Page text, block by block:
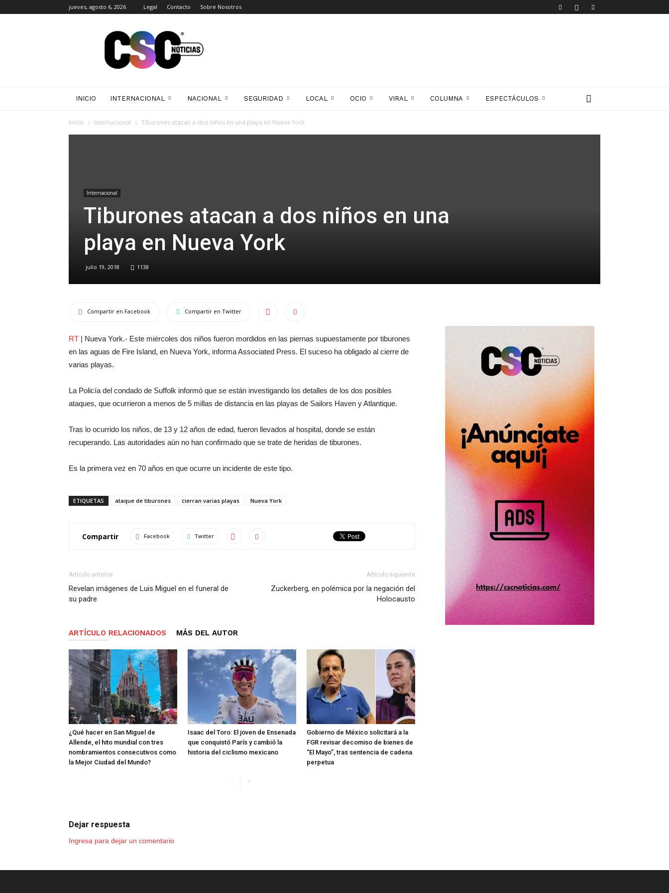
jueves, agosto 6, 2026 Legal Contacto Sobre Nosotros
Noticias
INICIO INTERNACIONAL NACIONAL SEGURIDAD LOCAL OCIO VIRAL COLUMNA ESPECTÁCULOS
Inicio Internacional Tiburones atacan a dos niños en una playa en Nueva York
Internacional
Tiburones atacan a dos niños en una
playa en Nueva York
julio 19, 2018 1138
Compartir en Facebook Compartir en Twitter
RT | Nueva York.- Este miércoles dos niños fueron mordidos en las piernas supuestamente por tiburones
en las aguas de Fire Island, en Nueva York, informa Associated Press. El suceso ha obligado al cierre de
varias playas.
La Policía del condado de Suffolk informó que se están investigando los detalles de los dos posibles
ataques, que ocurrieron a menos de 5 millas de distancia en las playas de Sailors Haven y Atlantique.
Tras lo ocurrido los niños, de 13 y 12 años de edad, fueron llevados al hospital, donde se están
recuperando. Las autoridades aún no han confirmado que se trate de heridas de tiburones.
Es la primera vez en 70 años en que ocurre un incidente de este tipo.
ETIQUETAS ataque de tiburones cierran varias playas Nueva York
Compartir Facebook Twitter
Artículo anterior
Revelan imágenes de Luis Miguel en el funeral de
su padre
Artículo siguiente
Zuckerberg, en polémica por la negación del
Holocausto
ARTÍCULO RELACIONADOS MÁS DEL AUTOR
¿Qué hacer en San Miguel de
Allende, el hito mundial con tres
nombramientos consecutivos como
la Mejor Ciudad del Mundo?
Isaac del Toro: El joven de Ensenada
que conquistó París y cambió la
historia del ciclismo mexicano
Gobierno de México solicitará a la
FGR revisar decomiso de bienes de
“El Mayo”, tras sentencia de cadena
perpetua
Dejar respuesta
Ingresa para dejar un comentario